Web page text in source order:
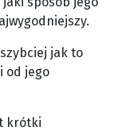
jak to
od jego
krótki